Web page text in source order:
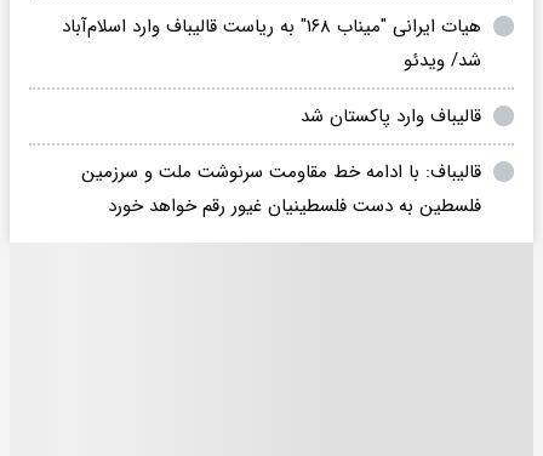
هیات ایرانی "میناب ۱۶۸" به ریاست قالیباف وارد اسلام‌آباد
شد/ ویدئو
قالیباف وارد پاکستان شد
قالیباف: با ادامه خط مقاومت سرنوشت ملت و سرزمین
فلسطین به دست فلسطینیان غیور رقم خواهد خورد